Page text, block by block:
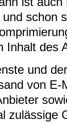
schon
Inhalt des
und
von E-
zulässige